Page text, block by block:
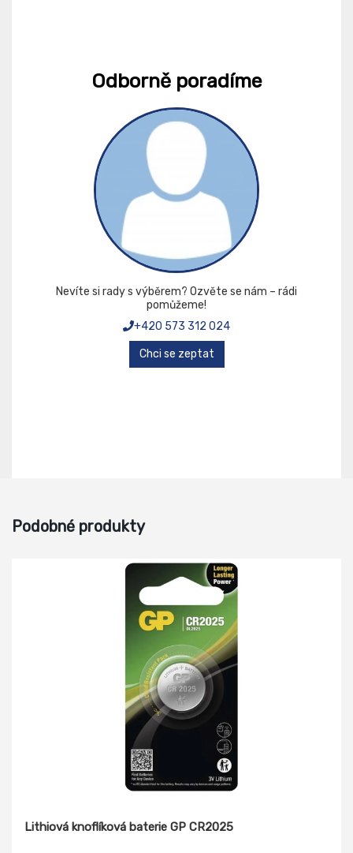
Odborně poradíme
Nevíte si rady s výběrem? Ozvěte se nám – rádi
pomůžeme!
+420 573 312 024
Chci se zeptat
Podobné produkty
Lithiová knoflíková baterie GP CR2025